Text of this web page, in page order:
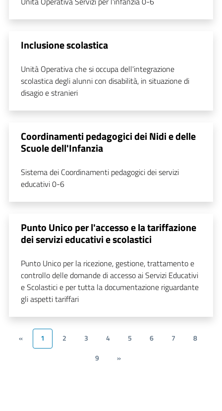
Inclusione scolastica
Unità Operativa che si occupa dell'integrazione
scolastica degli alunni con disabilità, in situazione di
disagio e stranieri
Coordinamenti pedagogici dei Nidi e delle
Scuole dell'Infanzia
Sistema dei Coordinamenti pedagogici dei servizi
educativi 0-6
Punto Unico per l'accesso e la tariffazione
dei servizi educativi e scolastici
Punto Unico per la ricezione, gestione, trattamento e
controllo delle domande di accesso ai Servizi Educativi
e Scolastici e per tutta la documentazione riguardante
gli aspetti tariffari
« 1 2 3 4 5 6 7
8
9
»